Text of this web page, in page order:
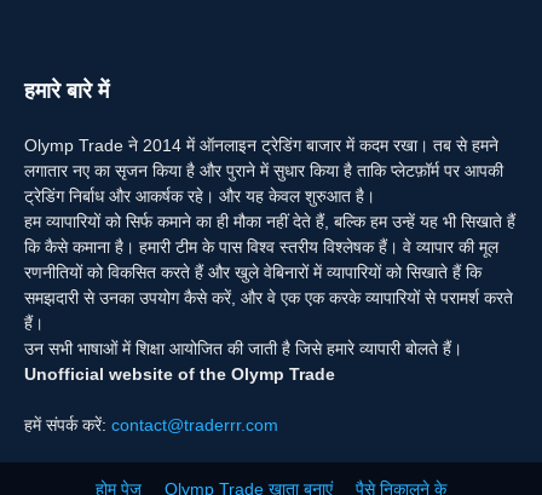
हमारे बारे में
Olymp Trade ने 2014 में ऑनलाइन ट्रेडिंग बाजार में कदम रखा। तब से हमने
लगातार नए का सृजन किया है और पुराने में सुधार किया है ताकि प्लेटफ़ॉर्म पर आपकी
ट्रेडिंग निर्बाध और आकर्षक रहे। और यह केवल शुरुआत है।
हम व्यापारियों को सिर्फ कमाने का ही मौका नहीं देते हैं, बल्कि हम उन्हें यह भी सिखाते हैं
कि कैसे कमाना है। हमारी टीम के पास विश्व स्तरीय विश्लेषक हैं। वे व्यापार की मूल
रणनीतियों को विकसित करते हैं और खुले वेबिनारों में व्यापारियों को सिखाते हैं कि
समझदारी से उनका उपयोग कैसे करें, और वे एक एक करके व्यापारियों से परामर्श करते
हैं।
उन सभी भाषाओं में शिक्षा आयोजित की जाती है जिसे हमारे व्यापारी बोलते हैं।
Unofficial website of the Olymp Trade
हमें संपर्क करें: contact@traderrr.com
होम पेज Olymp Trade खाता बनाएं पैसे निकालने के